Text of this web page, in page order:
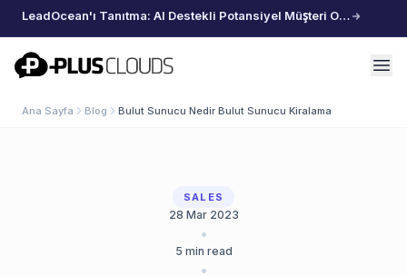
LeadOcean'ı Tanıtma: AI Destekli Potansiyel Müşteri Oluşturma, Özenle Seçilmiş Veriler, Zahmetsiz Büyüme
PlusClouds
Ana Sayfa Blog Bulut Sunucu Nedir Bulut Sunucu Kiralama
SALES
28 Mar 2023
•
5 min read
•